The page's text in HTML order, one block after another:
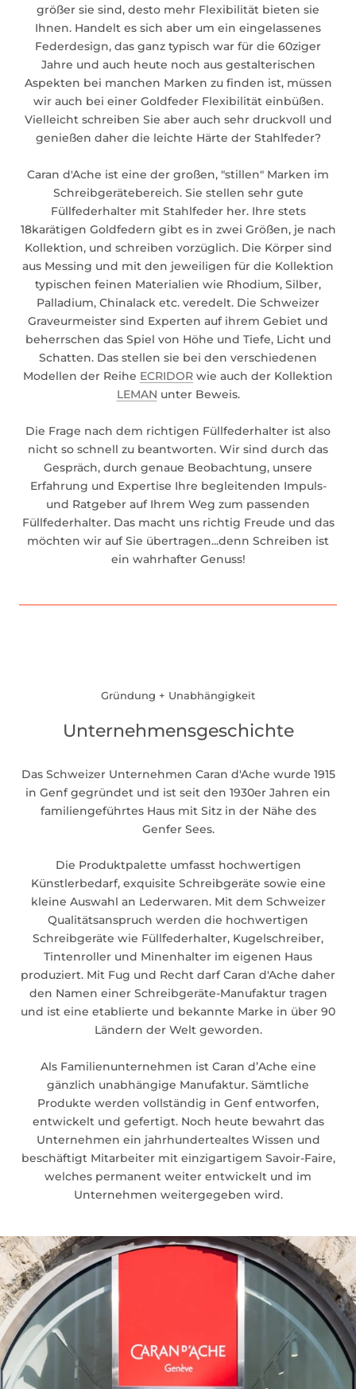
größer sie sind, desto mehr Flexibilität bieten sie
Ihnen. Handelt es sich aber um ein eingelassenes
Federdesign, das ganz typisch war für die 60ziger
Jahre und auch heute noch aus gestalterischen
Aspekten bei manchen Marken zu finden ist, müssen
wir auch bei einer Goldfeder Flexibilität einbüßen.
Vielleicht schreiben Sie aber auch sehr druckvoll und
genießen daher die leichte Härte der Stahlfeder?
Caran d'Ache ist eine der großen, "stillen" Marken im
Schreibgerätebereich. Sie stellen sehr gute
Füllfederhalter mit Stahlfeder her. Ihre stets
18karätigen Goldfedern gibt es in zwei Größen, je nach
Kollektion, und schreiben vorzüglich. Die Körper sind
aus Messing und mit den jeweiligen für die Kollektion
typischen feinen Materialien wie Rhodium, Silber,
Palladium, Chinalack etc. veredelt. Die Schweizer
Graveurmeister sind Experten auf ihrem Gebiet und
beherrschen das Spiel von Höhe und Tiefe, Licht und
Schatten. Das stellen sie bei den verschiedenen
Modellen der Reihe ECRIDOR wie auch der Kollektion
LEMAN unter Beweis.
Die Frage nach dem richtigen Füllfederhalter ist also
nicht so schnell zu beantworten. Wir sind durch das
Gespräch, durch genaue Beobachtung, unsere
Erfahrung und Expertise Ihre begleitenden Impuls-
und Ratgeber auf Ihrem Weg zum passenden
Füllfederhalter. Das macht uns richtig Freude und das
möchten wir auf Sie übertragen...denn Schreiben ist
ein wahrhafter Genuss!
Gründung + Unabhängigkeit
Unternehmensgeschichte
Das Schweizer Unternehmen Caran d'Ache wurde 1915
in Genf gegründet und ist seit den 1930er Jahren ein
familiengeführtes Haus mit Sitz in der Nähe des
Genfer Sees.
Die Produktpalette umfasst hochwertigen
Künstlerbedarf, exquisite Schreibgeräte sowie eine
kleine Auswahl an Lederwaren. Mit dem Schweizer
Qualitätsanspruch werden die hochwertigen
Schreibgeräte wie Füllfederhalter, Kugelschreiber,
Tintenroller und Minenhalter im eigenen Haus
produziert. Mit Fug und Recht darf Caran d'Ache daher
den Namen einer Schreibgeräte-Manufaktur tragen
und ist eine etablierte und bekannte Marke in über 90
Ländern der Welt geworden.
Als Familienunternehmen ist Caran d’Ache eine
gänzlich unabhängige Manufaktur. Sämtliche
Produkte werden vollständig in Genf entworfen,
entwickelt und gefertigt. Noch heute bewahrt das
Unternehmen ein jahrhundertealtes Wissen und
beschäftigt Mitarbeiter mit einzigartigem Savoir-Faire,
welches permanent weiter entwickelt und im
Unternehmen weitergegeben wird.